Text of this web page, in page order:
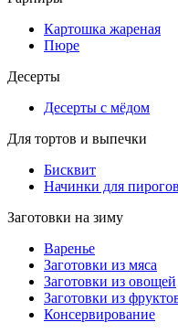
Картошка жареная
Пюре
Десерты
Десерты с мёдом
Для тортов и выпечки
Бисквит
Начинки для
Заготовки на зиму
Варенье
Заготовки из мяса
Заготовки из овощей
Заготовки из
Консервирование